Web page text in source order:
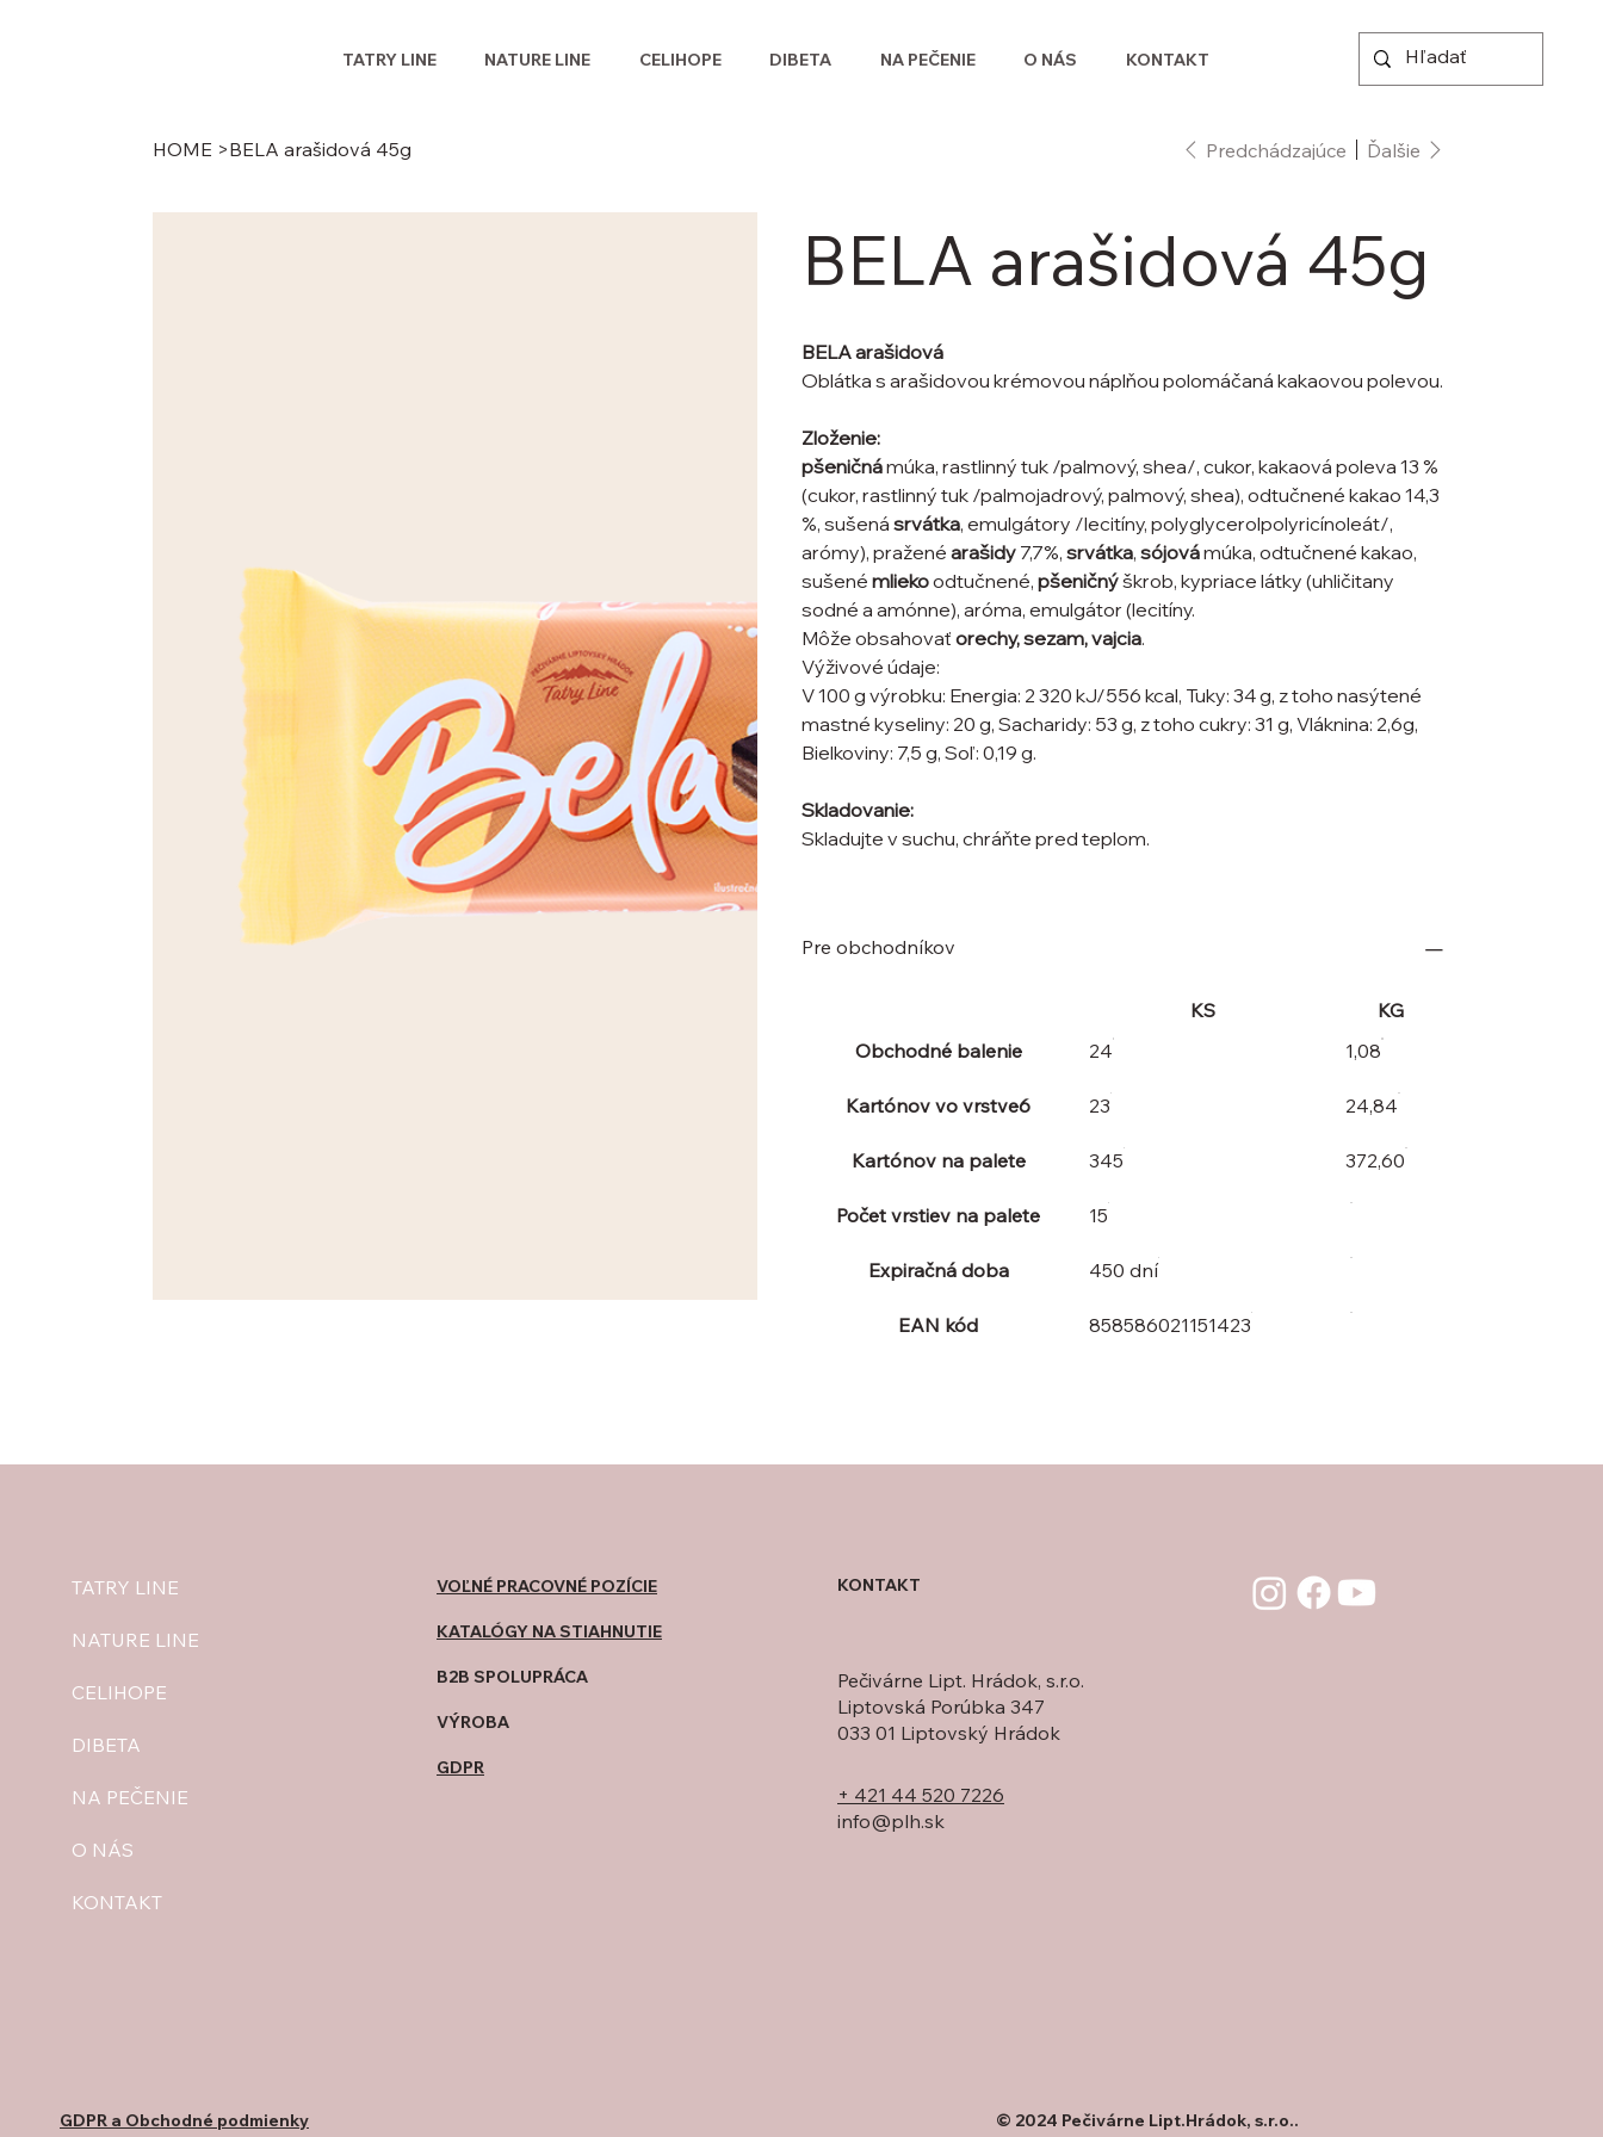
TATRY LINE NATURE LINE CELIHOPE DIBETA NA PEČENIE O NÁS KONTAKT
HOME >BELA arašidová 45g Predchádzajúce Ďalšie
BELA arašidová 45g
BELA arašidová
Oblátka s arašidovou krémovou náplňou polomáčaná kakaovou polevou.
Zloženie:
pšeničnámúka, rastlinný tuk /palmový, shea/, cukor, kakaová poleva 13 %
(cukor, rastlinný tuk /palmojadrový, palmový, shea), odtučnené kakao 14,3
%, sušená srvátka, emulgátory /lecitíny, polyglycerolpolyricínoleát/,
arómy), pražené arašidy 7,7%, srvátka, sójovámúka, odtučnené kakao,
sušené mliekoodtučnené, pšeničnýškrob, kypriace látky (uhličitany
sodné a amónne), aróma, emulgátor (lecitíny.
Môže obsahovať orechy, sezam, vajcia.
Výživové údaje:
V 100 g výrobku: Energia: 2 320 kJ/556 kcal, Tuky: 34 g, z toho nasýtené
mastné kyseliny: 20 g, Sacharidy: 53 g, z toho cukry: 31 g, Vláknina: 2,6g,
Bielkoviny: 7,5 g, Soľ: 0,19 g.
Skladovanie:
Skladujte v suchu, chráňte pred teplom.
Pre obchodníkov
KS
KG
Obchodné balenie
24 1,08
Kartónov vo vrstve6 23 24,84
Kartónov na palete 345 372,60
Počet vrstiev na palete 15
Expiračná doba 450 dní
EAN kód 858586021151423
TATRY LINE
NATURE LINE
CELIHOPE
DIBETA
NA PEČENIE
O NÁS
KONTAKT
KONTAKT
Pečivárne Lipt. Hrádok, s.r.o.
Liptovská Porúbka 347
033 01 Liptovský Hrádok
+ 421 44 520 7226
info@plh.sk
VOĽNÉ PRACOVNÉ POZÍCIE
KATALÓGY NA STIAHNUTIE
B2B SPOLUPRÁCA
​VÝROBA
GDPR
GDPR a Obchodné podmienky © 2024 Pečivárne Lipt.Hrádok, s.r.o..